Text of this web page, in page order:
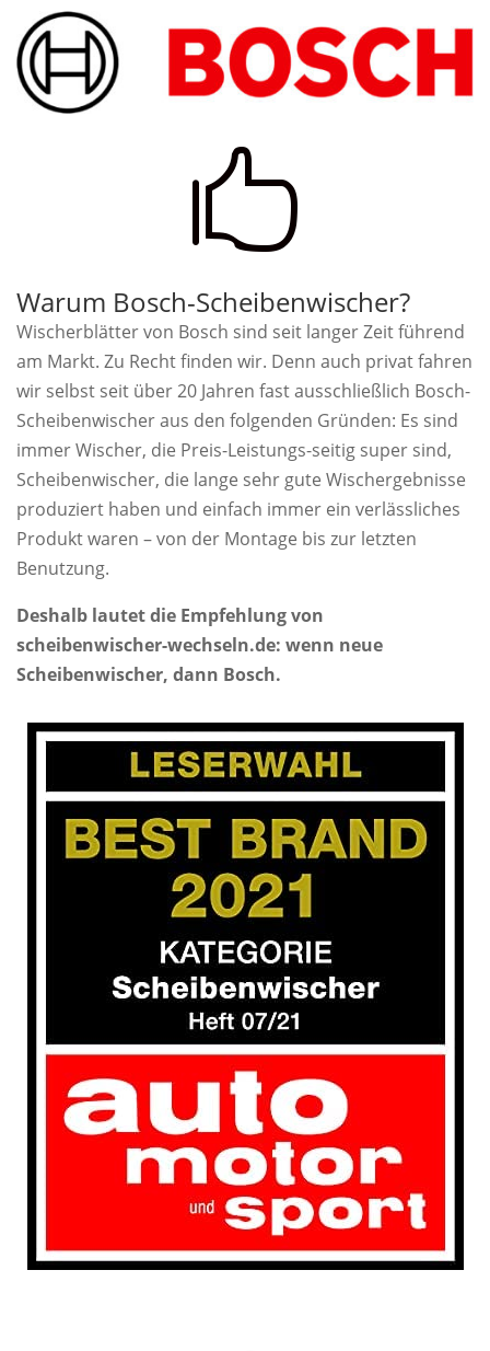

Warum Bosch-Scheibenwischer?
Wischerblätter von Bosch sind seit langer Zeit führend
am Markt. Zu Recht finden wir. Denn auch privat fahren
wir selbst seit über 20 Jahren fast ausschließlich Bosch-
Scheibenwischer aus den folgenden Gründen: Es sind
immer Wischer, die Preis-Leistungs-seitig super sind,
Scheibenwischer, die lange sehr gute Wischergebnisse
produziert haben und einfach immer ein verlässliches
Produkt waren – von der Montage bis zur letzten
Benutzung.
Deshalb lautet die Empfehlung von
scheibenwischer-wechseln.de: wenn neue
Scheibenwischer, dann Bosch.